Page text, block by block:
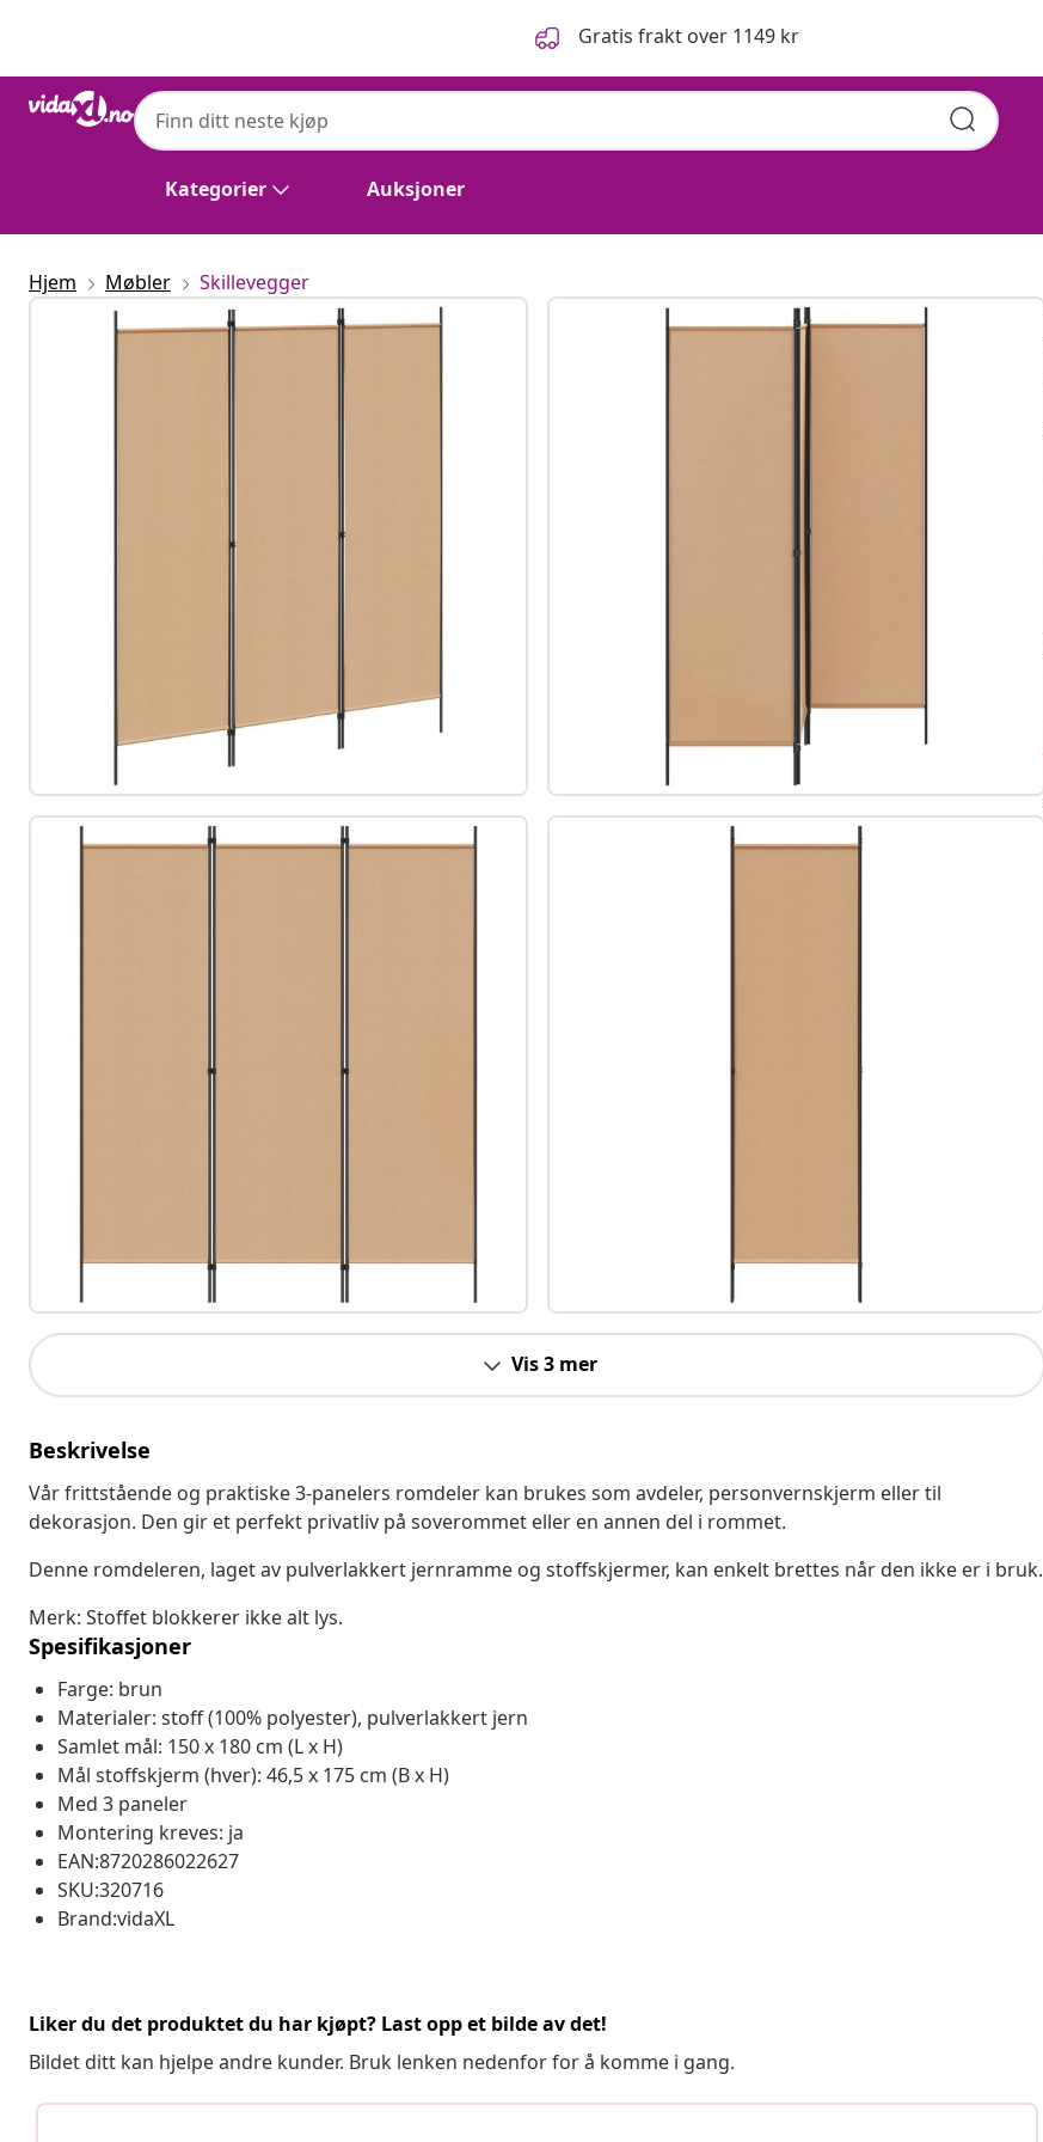
Gratis frakt over 1149 kr
Kategorier Auksjoner
Hjem Møbler Skillevegger
Vis 3 mer
Beskrivelse
Vår frittstående og praktiske 3-panelers romdeler kan brukes som avdeler, personvernskjerm eller til
dekorasjon. Den gir et perfekt privatliv på soverommet eller en annen del i rommet.
Denne romdeleren, laget av pulverlakkert jernramme og stoffskjermer, kan enkelt brettes når den ikke er i bruk.
Merk: Stoffet blokkerer ikke alt lys.
Spesifikasjoner
Farge: brun
Materialer: stoff (100% polyester), pulverlakkert jern
Samlet mål: 150 x 180 cm (L x H)
Mål stoffskjerm (hver): 46,5 x 175 cm (B x H)
Med 3 paneler
Montering kreves: ja
EAN:8720286022627
SKU:320716
Brand:vidaXL
Liker du det produktet du har kjøpt? Last opp et bilde av det!
Bildet ditt kan hjelpe andre kunder. Bruk lenken nedenfor for å komme i gang.